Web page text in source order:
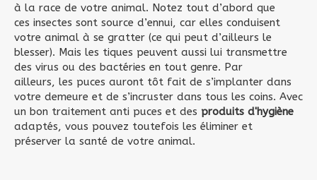
à la race de votre animal. Notez tout d’abord que
ces insectes sont source d’ennui, car elles conduisent
votre animal à se gratter (ce qui peut d’ailleurs le
blesser). Mais les tiques peuvent aussi lui transmettre
des virus ou des bactéries en tout genre. Par
ailleurs, les puces auront tôt fait de s’implanter dans
votre demeure et de s’incruster dans tous les coins. Avec
un bon traitement anti puces et des produits d'hygiène
adaptés, vous pouvez toutefois les éliminer et
préserver la santé de votre animal.